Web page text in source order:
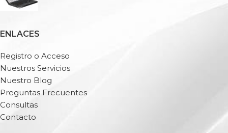
ENLACES
Registro o Acceso
Nuestros Servicios
Nuestro Blog
Preguntas Frecuentes
Consultas
Contacto